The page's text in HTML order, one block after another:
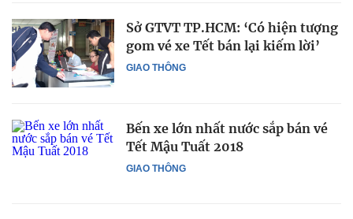
GIAO THÔNG
Sở GTVT TP.HCM: ‘Có hiện tượng
gom vé xe Tết bán lại kiếm lời’
GIAO THÔNG
Bến xe lớn nhất nước sắp bán vé
Tết Mậu Tuất 2018